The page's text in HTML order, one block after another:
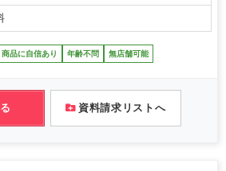
商品に自信あり 年齢不問 無店舗可能
資料請求リストへ